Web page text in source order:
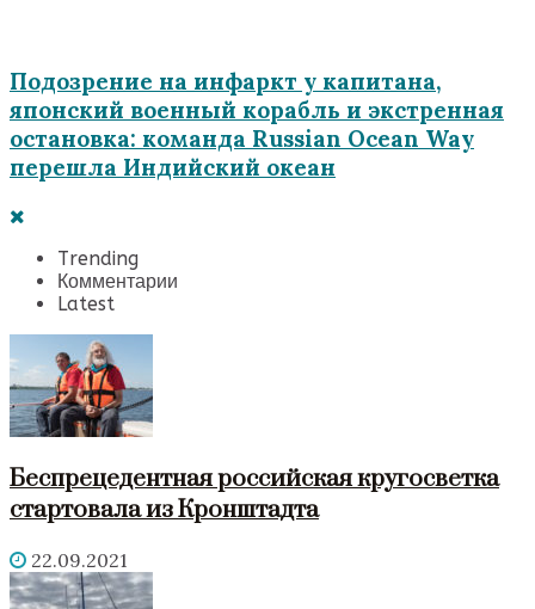
Подозрение на инфаркт у капитана,
японский военный корабль и экстренная
остановка: команда Russian Ocean Way
перешла Индийский океан
Trending
Комментарии
Latest
Беспрецедентная российская кругосветка
стартовала из Кронштадта
22.09.2021